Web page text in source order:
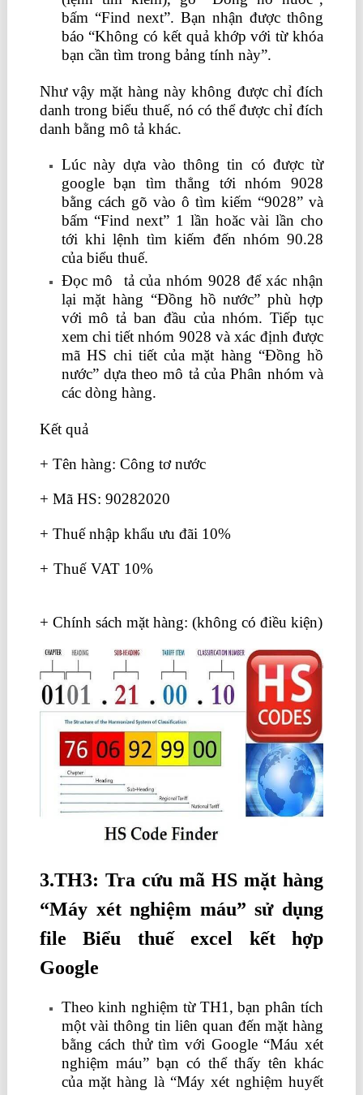
bấm “Find next”. Bạn nhận được thông
báo “Không có kết quả khớp với từ khóa
bạn cần tìm trong bảng tính này”.
Như vậy mặt hàng này không được chỉ đích
danh trong biểu thuế, nó có thể được chỉ đích
danh bằng mô tả khác.
Lúc này dựa vào thông tin có được từ
google bạn tìm thẳng tới nhóm 9028
bằng cách gõ vào ô tìm kiếm “9028” và
bấm “Find next” 1 lần hoăc vài lần cho
tới khi lệnh tìm kiếm đến nhóm 90.28
của biểu thuế.
Đọc mô tả của nhóm 9028 để xác nhận
lại mặt hàng “Đồng hồ nước” phù hợp
với mô tả ban đầu của nhóm. Tiếp tục
xem chi tiết nhóm 9028 và xác định được
mã HS chi tiết của mặt hàng “Đồng hồ
nước” dựa theo mô tả của Phân nhóm và
các dòng hàng.
Kết quả
+ Tên hàng: Công tơ nước
+ Mã HS: 90282020
+ Thuế nhập khẩu ưu đãi 10%
+ Thuế VAT 10%
+ Chính sách mặt hàng: (không có điều kiện)
3.TH3: Tra cứu mã HS mặt hàng
“Máy xét nghiệm máu” sử dụng
file Biểu thuế excel kết hợp
Google
Theo kinh nghiệm từ TH1, bạn phân tích
một vài thông tin liên quan đến mặt hàng
bằng cách thử tìm với Google “Máu xét
nghiệm máu” bạn có thể thấy tên khác
của mặt hàng là “Máy xét nghiệm huyết